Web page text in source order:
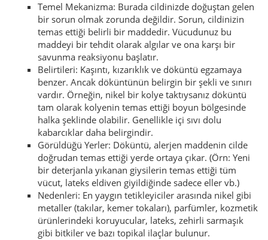
Temel Mekanizma: Burada cildinizde doğuştan gelen
bir sorun olmak zorunda değildir. Sorun, cildinizin
temas ettiği belirli bir maddedir. Vücudunuz bu
maddeyi bir tehdit olarak algılar ve ona karşı bir
savunma reaksiyonu başlatır.
Belirtileri: Kaşıntı, kızarıklık ve döküntü egzamaya
benzer. Ancak döküntünün belirgin bir şekli ve sınırı
vardır. Örneğin, nikel bir kolye taktıysanız döküntü
tam olarak kolyenin temas ettiği boyun bölgesinde
halka şeklinde olabilir. Genellikle içi sıvı dolu
kabarcıklar daha belirgindir.
Görüldüğü Yerler: Döküntü, alerjen maddenin cilde
doğrudan temas ettiği yerde ortaya çıkar. (Örn: Yeni
bir deterjanla yıkanan giysilerin temas ettiği tüm
vücut, lateks eldiven giyildiğinde sadece eller vb.)
Nedenleri: En yaygın tetikleyiciler arasında nikel gibi
metaller (takılar, kemer tokaları), parfümler, kozmetik
ürünlerindeki koruyucular, lateks, zehirli sarmaşık
gibi bitkiler ve bazı topikal ilaçlar bulunur.